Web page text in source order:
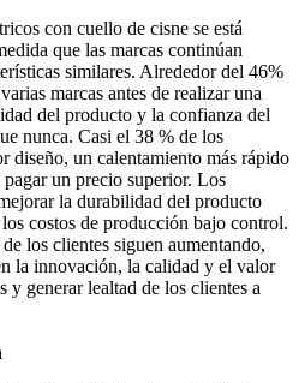
con cuello de cisne se está
que las marcas continúan
similares. Alrededor del 46%
marcas antes de realizar una
del producto y la confianza del
nunca. Casi el 38 % de los
diseño, un calentamiento más rápido
un precio superior. Los
la durabilidad del producto
costos de producción bajo control.
los clientes siguen aumentando,
la innovación, la calidad y el valor
y generar lealtad de los clientes a